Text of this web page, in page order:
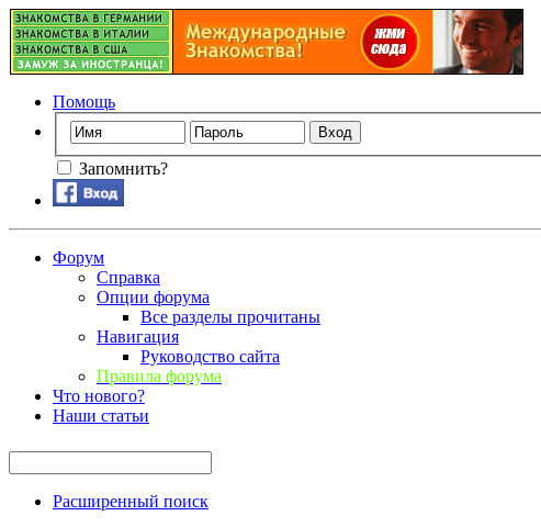
Помощь
Запомнить?
Форум
Справка
Опции форума
Все разделы прочитаны
Навигация
Руководство сайта
Правила форума
Что нового?
Наши статьи
Расширенный поиск